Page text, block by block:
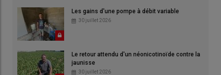
Les gains d'une pompe à débit variable
30 juillet 2026
Le retour attendu d'un néonicotinoïde contre la
jaunisse
30 juillet 2026